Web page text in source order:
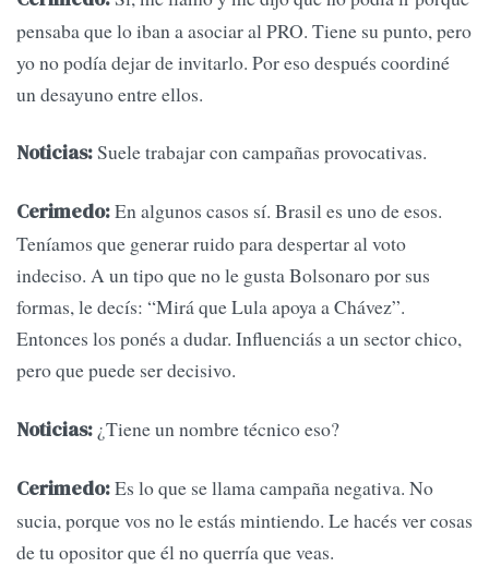
pensaba que lo iban a asociar al PRO. Tiene su punto, pero
yo no podía dejar de invitarlo. Por eso después coordiné
un desayuno entre ellos.
Noticias:Suele trabajar con campañas provocativas.
Cerimedo:En algunos casos sí. Brasil es uno de esos.
Teníamos que generar ruido para despertar al voto
indeciso. A un tipo que no le gusta Bolsonaro por sus
formas, le decís: “Mirá que Lula apoya a Chávez”.
Entonces los ponés a dudar. Influenciás a un sector chico,
pero que puede ser decisivo.
Noticias: ¿Tiene un nombre técnico eso?
Cerimedo:Es lo que se llama campaña negativa. No
sucia, porque vos no le estás mintiendo. Le hacés ver cosas
de tu opositor que él no querría que veas.